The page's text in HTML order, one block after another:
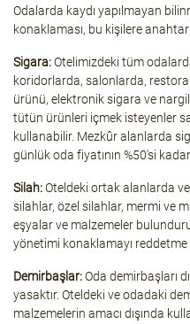
Odalarda kaydı yapılmayan
konaklaması, bu kişilere
Sigara:Otelimizdeki tüm
koridorlarda, salonlarda,
ürünü, elektronik sigara ve
tütün ürünleri içmek isteyenler
kullanabilir. Mezkûr alanlarda
günlük oda fiyatının %50'si
Silah:Oteldeki ortak alanlarda
silahlar, özel silahlar, mermi ve
eşyalar ve malzemeler
yönetimi konaklamayı reddetme
Demirbaşlar:Oda demirbaşları
yasaktır. Oteldeki ve odadaki
malzemelerin amacı dışında